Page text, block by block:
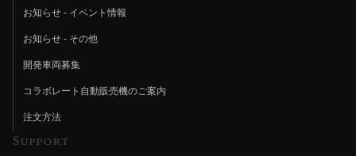
お知らせ - イベント情報
お知らせ - その他
開発車両募集
コラボレート自動販売機のご案内
注文方法
Support